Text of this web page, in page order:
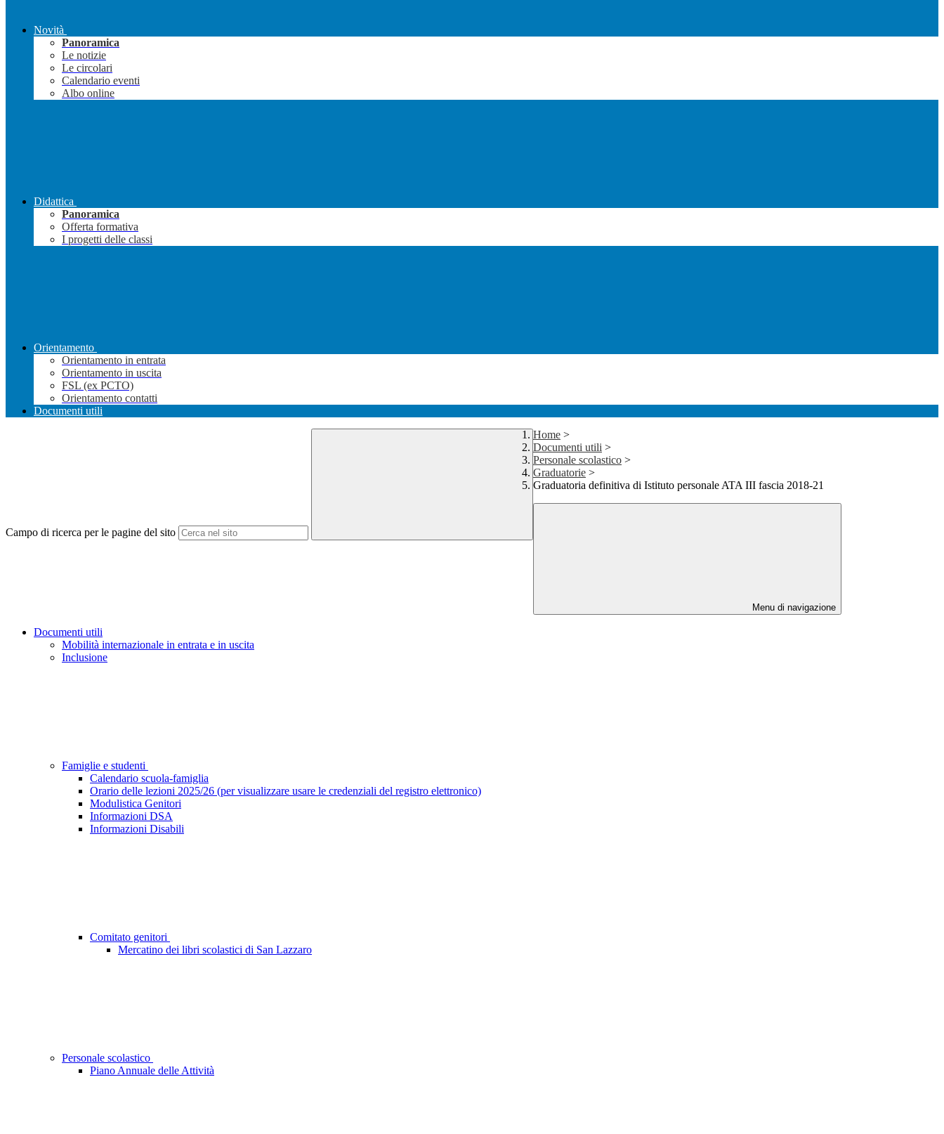
Novità
Panoramica
Le notizie
Le circolari
Calendario eventi
Albo online
Didattica
Panoramica
Offerta formativa
I progetti delle classi
Orientamento
Orientamento in entrata
Orientamento in uscita
FSL (ex PCTO)
Orientamento contatti
Documenti utili
Campo di ricerca per le pagine del sito
Home >
Documenti utili >
Personale scolastico >
Graduatorie >
Graduatoria definitiva di Istituto personale ATA III fascia 2018-21
Menu di navigazione
Documenti utili
Mobilità internazionale in entrata e in uscita
Inclusione
Famiglie e studenti
Calendario scuola-famiglia
Orario delle lezioni 2025/26 (per visualizzare usare le credenziali del registro elettronico)
Modulistica Genitori
Informazioni DSA
Informazioni Disabili
Comitato genitori
Mercatino dei libri scolastici di San Lazzaro
Personale scolastico
Piano Annuale delle Attività